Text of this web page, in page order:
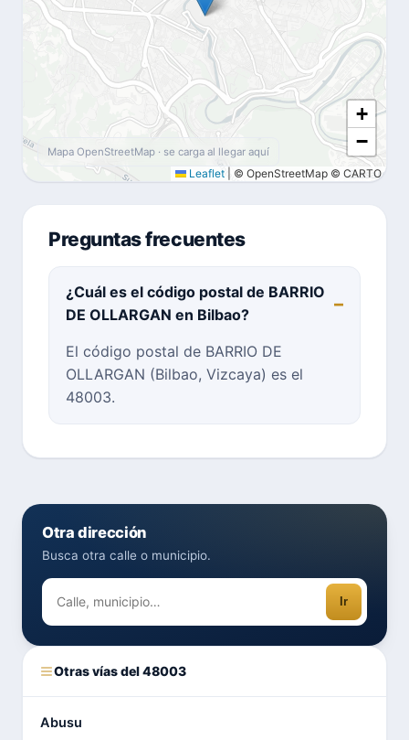
+
−
Leaflet © OpenStreetMap © CARTO
Mapa OpenStreetMap · se carga al llegar aquí
Preguntas frecuentes
¿Cuál es el código postal de BARRIO
DE OLLARGAN en Bilbao?
El código postal de BARRIO DE
OLLARGAN (Bilbao, Vizcaya) es el
48003.
Otra dirección
Busca otra calle o municipio.
Ir
Otras vías del 48003
Abusu